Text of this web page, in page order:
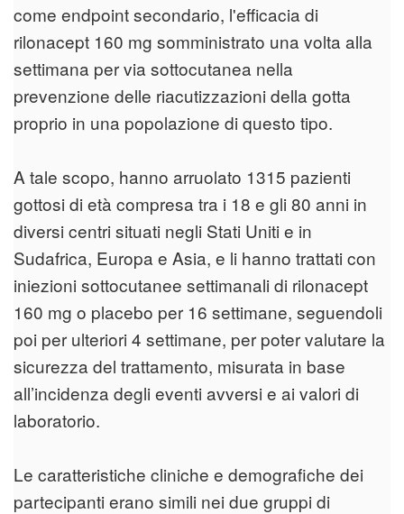
come endpoint secondario, l'efficacia di
rilonacept 160 mg somministrato una volta alla
settimana per via sottocutanea nella
prevenzione delle riacutizzazioni della gotta
proprio in una popolazione di questo tipo.
A tale scopo, hanno arruolato 1315 pazienti
gottosi di età compresa tra i 18 e gli 80 anni in
diversi centri situati negli Stati Uniti e in
Sudafrica, Europa e Asia, e li hanno trattati con
iniezioni sottocutanee settimanali di rilonacept
160 mg o placebo per 16 settimane, seguendoli
poi per ulteriori 4 settimane, per poter valutare la
sicurezza del trattamento, misurata in base
all’incidenza degli eventi avversi e ai valori di
laboratorio.
Le caratteristiche cliniche e demografiche dei
partecipanti erano simili nei due gruppi di